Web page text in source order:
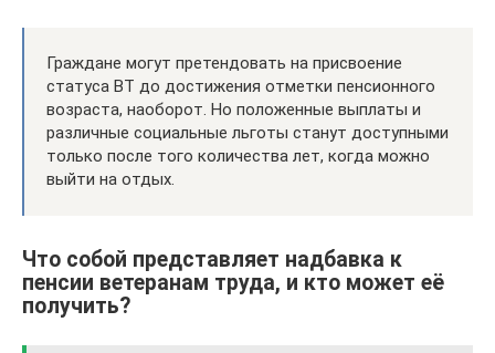
Граждане могут претендовать на присвоение
статуса ВТ до достижения отметки пенсионного
возраста, наоборот. Но положенные выплаты и
различные социальные льготы станут доступными
только после того количества лет, когда можно
выйти на отдых.
Что собой представляет надбавка к
пенсии ветеранам труда, и кто может её
получить?